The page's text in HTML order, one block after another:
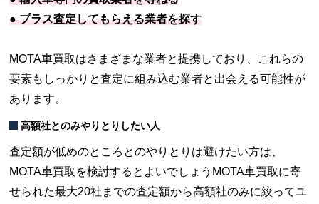
● プラス査定してもらえる業者を探す
MOTA車買取はさまざまな業者と提携しており、これらの
要素もしっかりと査定に組み込む業者と出会える可能性が
あります。
高額社とのみやりとりしたい人
査定額が低めのところとのやりとりは避けたい方は、
MOTA車買取を検討するとよいでしょうMOTA車買取に寄
せられた最大20社までの査定額から高額社のみに絞ってユ